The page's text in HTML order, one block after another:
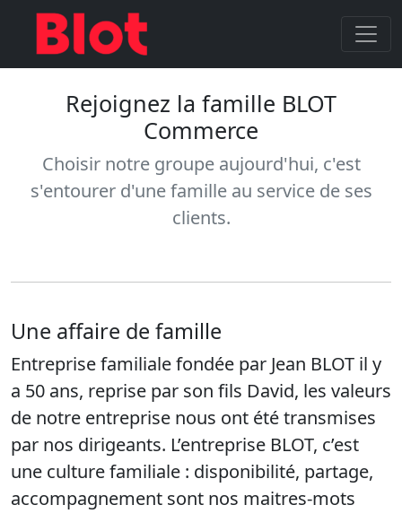
Rejoignez la famille BLOT
Commerce
Choisir notre groupe aujourd'hui, c'est
s'entourer d'une famille au service de ses
clients.
Une affaire de famille
Entreprise familiale fondée par Jean BLOT il y
a 50 ans, reprise par son fils David, les valeurs
de notre entreprise nous ont été transmises
par nos dirigeants. L’entreprise BLOT, c’est
une culture familiale : disponibilité, partage,
accompagnement sont nos maitres-mots